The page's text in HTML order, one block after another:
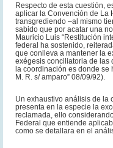
Respecto de esta cuestión,
aplicar la Convención de La
transgrediendo –al mismo
sabido que por acatar una
Mauricio Luis “Restitución
federal ha sostenido,
que conlleva a mantener la
exégesis conciliatoria de las
la coordinación es donde se
M. R. s/ amparo” 08/09/92).
Un exhaustivo análisis de la
presenta en la especie la
reclamada, ello
Federal que entiende
como se detallara en el